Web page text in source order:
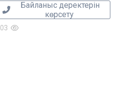
Байланыс деректерін
көрсету